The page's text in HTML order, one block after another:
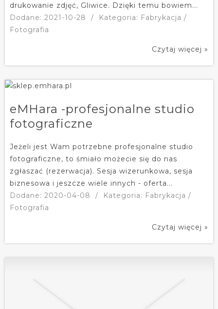
drukowanie zdjęć, Gliwice. Dzięki temu bowiem...
Dodane: 2021-10-28
/
Kategoria: Fabrykacja /
Fotografia
Czytaj więcej »
eMHara -profesjonalne studio
fotograficzne
Jeżeli jest Wam potrzebne profesjonalne studio
fotograficzne, to śmiało możecie się do nas
zgłaszać (rezerwacja). Sesja wizerunkowa, sesja
biznesowa i jeszcze wiele innych - oferta...
Dodane: 2020-04-08
/
Kategoria: Fabrykacja /
Fotografia
Czytaj więcej »